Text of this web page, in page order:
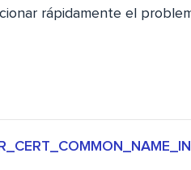
rápidamente el